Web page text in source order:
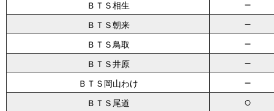
ＢＴＳ相生 －
ＢＴＳ朝来 －
ＢＴＳ鳥取 －
ＢＴＳ井原 －
ＢＴＳ岡山わけ －
ＢＴＳ尾道 ○